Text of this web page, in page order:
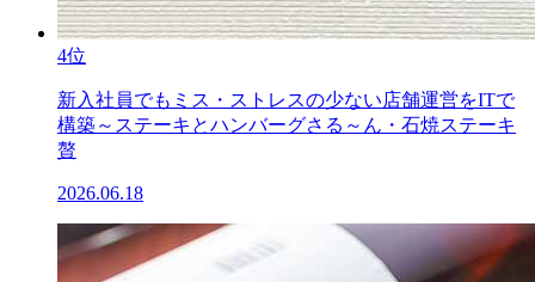
4位
新入社員でもミス・ストレスの少ない店舗運営をITで
構築～ステーキとハンバーグさる～ん・石焼ステーキ
贅
2026.06.18